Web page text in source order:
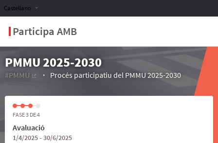
Participa AMB
Castellano
PMMU 2025-2030
#PMMU
Procés participatiu del PMMU 2025-2030
FASE 3 DE 4
Avaluació
1/4/2025 - 30/6/2025